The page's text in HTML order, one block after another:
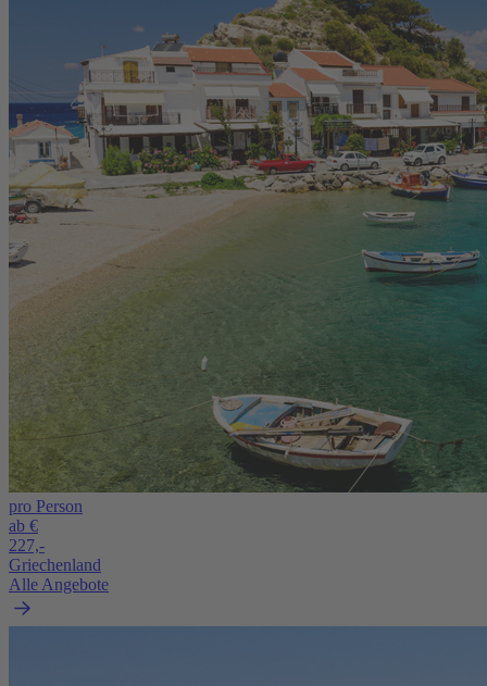
pro Person
ab €
227,-
Griechenland
Alle Angebote